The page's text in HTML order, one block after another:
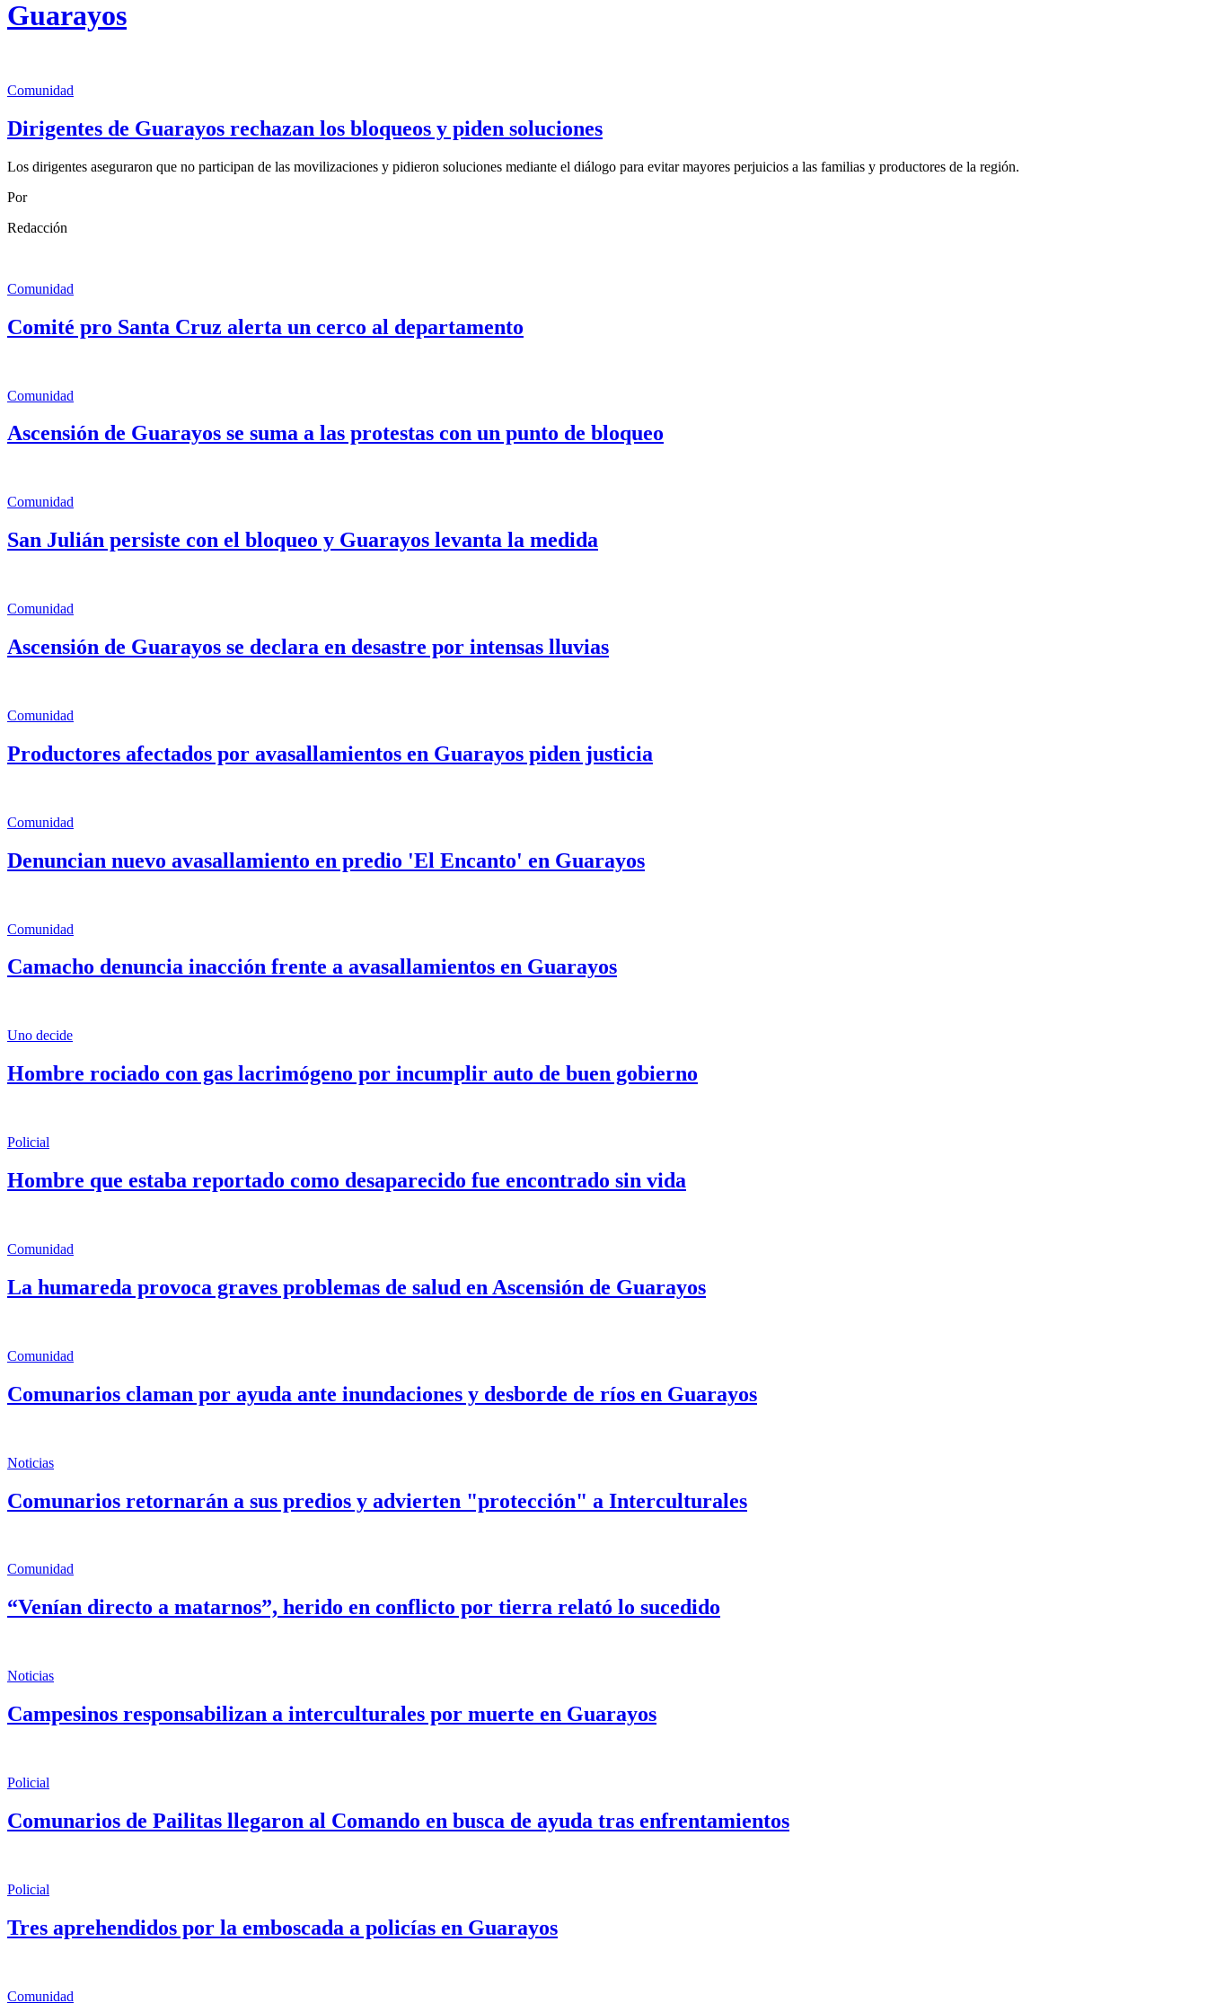
Guarayos
Comunidad
Dirigentes de Guarayos rechazan los bloqueos y piden soluciones
Los dirigentes aseguraron que no participan de las movilizaciones y pidieron soluciones mediante el diálogo para evitar mayores perjuicios a las familias y productores de la región.
Por
Redacción
Comunidad
Comité pro Santa Cruz alerta un cerco al departamento
Comunidad
Ascensión de Guarayos se suma a las protestas con un punto de bloqueo
Comunidad
San Julián persiste con el bloqueo y Guarayos levanta la medida
Comunidad
Ascensión de Guarayos se declara en desastre por intensas lluvias
Comunidad
Productores afectados por avasallamientos en Guarayos piden justicia
Comunidad
Denuncian nuevo avasallamiento en predio 'El Encanto' en Guarayos
Comunidad
Camacho denuncia inacción frente a avasallamientos en Guarayos
Uno decide
Hombre rociado con gas lacrimógeno por incumplir auto de buen gobierno
Policial
Hombre que estaba reportado como desaparecido fue encontrado sin vida
Comunidad
La humareda provoca graves problemas de salud en Ascensión de Guarayos
Comunidad
Comunarios claman por ayuda ante inundaciones y desborde de ríos en Guarayos
Noticias
Comunarios retornarán a sus predios y advierten "protección" a Interculturales
Comunidad
“Venían directo a matarnos”, herido en conflicto por tierra relató lo sucedido
Noticias
Campesinos responsabilizan a interculturales por muerte en Guarayos
Policial
Comunarios de Pailitas llegaron al Comando en busca de ayuda tras enfrentamientos
Policial
Tres aprehendidos por la emboscada a policías en Guarayos
Comunidad